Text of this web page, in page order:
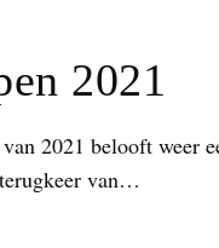
2021
2021 belooft weer
van…